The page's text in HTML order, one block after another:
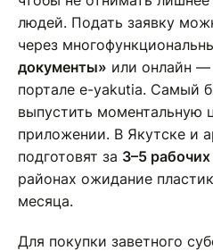
людей. Подать заявку
через
документы» или онлайн —
портале e-yakutia. Самый
выпустить моментальную
приложении. В Якутске и
подготовят за 3–5
районах ожидание
месяца.
Для покупки заветного